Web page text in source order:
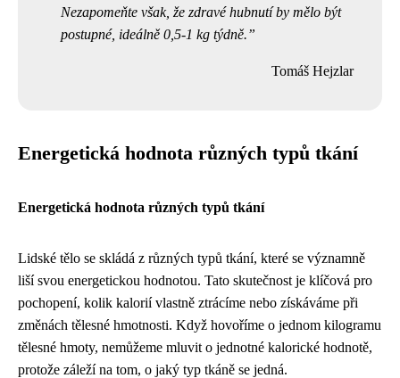
Nezapomeňte však, že zdravé hubnutí by mělo být
postupné, ideálně 0,5-1 kg týdně.
Tomáš Hejzlar
Energetická hodnota různých typů tkání
Energetická hodnota různých typů tkání
Lidské tělo se skládá z různých typů tkání, které se významně
liší svou energetickou hodnotou. Tato skutečnost je klíčová pro
pochopení, kolik kalorií vlastně ztrácíme nebo získáváme při
změnách tělesné hmotnosti. Když hovoříme o jednom kilogramu
tělesné hmoty, nemůžeme mluvit o jednotné kalorické hodnotě,
protože záleží na tom, o jaký typ tkáně se jedná.